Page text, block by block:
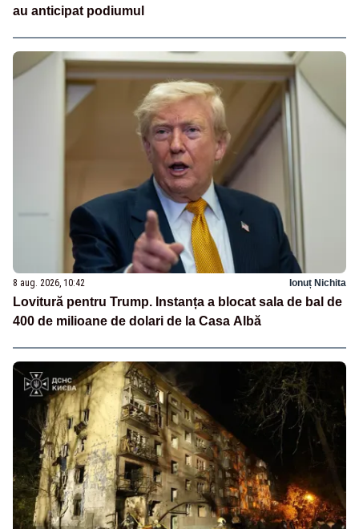
au anticipat podiumul
8 aug. 2026, 10:42 Ionuț Nichita
Lovitură pentru Trump. Instanța a blocat sala de bal de
400 de milioane de dolari de la Casa Albă